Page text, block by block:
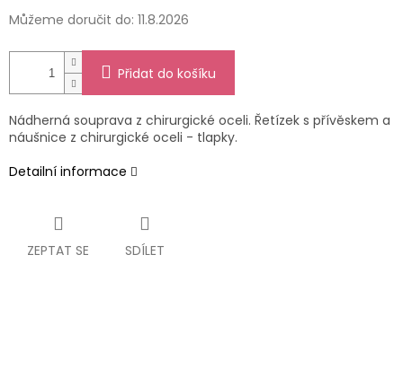
Můžeme doručit do: 11.8.2026
Přidat do košíku
Nádherná souprava z chirurgické oceli. Řetízek s přívěskem a
náušnice z chirurgické oceli - tlapky.
Detailní informace
ZEPTAT SE SDÍLET